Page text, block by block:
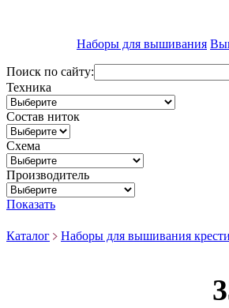
Наборы для вышивания
Поиск по сайту:
Техника
Состав ниток
Схема
Производитель
Показать
Каталог Наборы для вышивания